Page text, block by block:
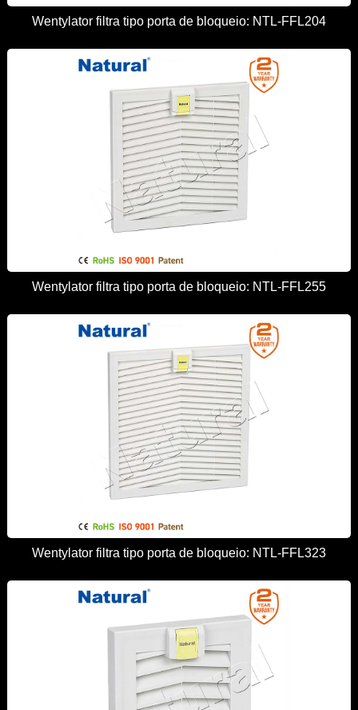
Wentylator filtra tipo porta de bloqueio: NTL-FFL204
Wentylator filtra tipo porta de bloqueio: NTL-FFL255
Wentylator filtra tipo porta de bloqueio: NTL-FFL323